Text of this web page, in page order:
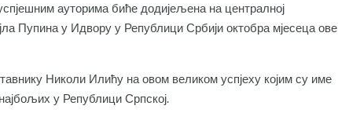
ауторима биће додијељена на централној
Пупина у Идвору у Републици Србији октобра мјесеца ове
Николи Илићу на овом великом успјеху којим су име
у Републици Српској.